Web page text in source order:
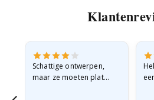
Schattige ontwerpen,
maar ze moeten plat